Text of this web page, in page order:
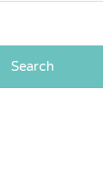
Search